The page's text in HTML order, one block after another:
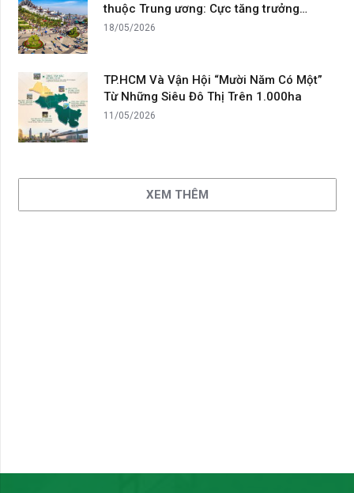
thuộc Trung ương: Cực tăng trưởng…
18/05/2026
TP.HCM Và Vận Hội “Mười Năm Có Một”
Từ Những Siêu Đô Thị Trên 1.000ha
11/05/2026
XEM THÊM